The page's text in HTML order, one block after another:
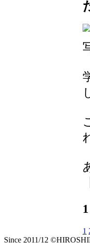
1
Since 2011/12